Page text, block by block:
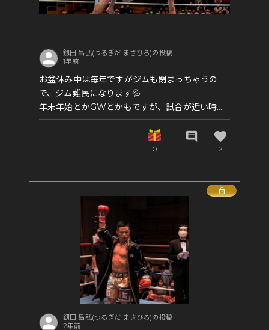
釼田 昌弘(つるぎだ まさひろ)の投稿
1年前
お盆休み中は毎年ですがジムも閉まっちゃうの
で、ジム難民になります💦
年末年始とかGWとかもですが、試合が近い時は
いつも困ってます笑
今回は試合が近いとかはないですが💦
0
comment favorite
2
釼田 昌弘(つるぎだ まさひろ)の投稿
2年前
Lock